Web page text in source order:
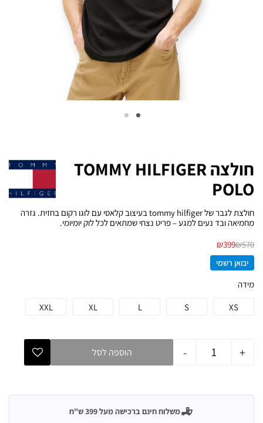
חולצה TOMMY HILFIGER
POLO
חולצת לגבר של tommy hilfiger בעיצוב קלאסי עם לוגו רקום בחזית. גזרה
מחמיאה ובד נעים למגע – פריט נצחי שמתאים לכל לוק יומיומי.
₪570
₪399
יבואן רשמי
מידה
XS
S
L
XL
XXL
- + הוספה לסל
משלוח חינם ברכישה מעל 399 ש"ח